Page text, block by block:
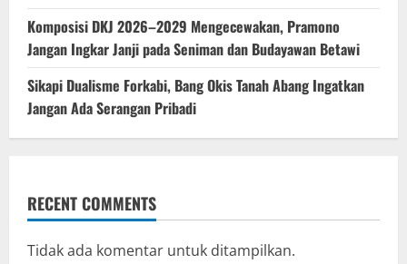
Komposisi DKJ 2026–2029 Mengecewakan, Pramono
Jangan Ingkar Janji pada Seniman dan Budayawan Betawi
Sikapi Dualisme Forkabi, Bang Okis Tanah Abang Ingatkan
Jangan Ada Serangan Pribadi
RECENT COMMENTS
Tidak ada komentar untuk ditampilkan.